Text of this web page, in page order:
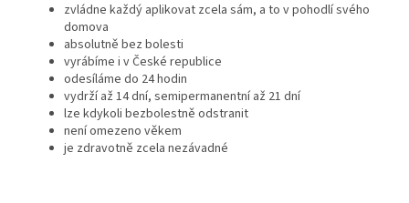
zvládne každý aplikovat zcela sám, a to v pohodlí svého
domova
absolutně bez bolesti
vyrábíme i v České republice
odesíláme do 24 hodin
vydrží až 14 dní, semipermanentní až 21 dní
lze kdykoli bezbolestně odstranit
není omezeno věkem
je zdravotně zcela nezávadné